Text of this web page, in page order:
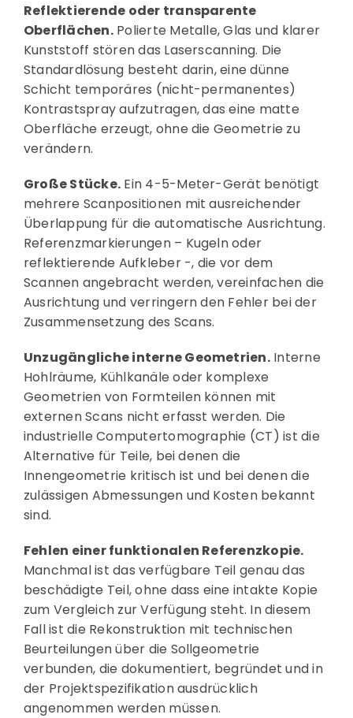
Reflektierende oder transparente
Oberflächen.Polierte Metalle, Glas und klarer
Kunststoff stören das Laserscanning. Die
Standardlösung besteht darin, eine dünne
Schicht temporäres (nicht-permanentes)
Kontrastspray aufzutragen, das eine matte
Oberfläche erzeugt, ohne die Geometrie zu
verändern.
Große Stücke. Ein 4-5-Meter-Gerät benötigt
mehrere Scanpositionen mit ausreichender
Überlappung für die automatische Ausrichtung.
Referenzmarkierungen – Kugeln oder
reflektierende Aufkleber -, die vor dem
Scannen angebracht werden, vereinfachen die
Ausrichtung und verringern den Fehler bei der
Zusammensetzung des Scans.
Unzugängliche interne Geometrien.Interne
Hohlräume, Kühlkanäle oder komplexe
Geometrien von Formteilen können mit
externen Scans nicht erfasst werden. Die
industrielle Computertomographie (CT) ist die
Alternative für Teile, bei denen die
Innengeometrie kritisch ist und bei denen die
zulässigen Abmessungen und Kosten bekannt
sind.
Fehlen einer funktionalen Referenzkopie.
Manchmal ist das verfügbare Teil genau das
beschädigte Teil, ohne dass eine intakte Kopie
zum Vergleich zur Verfügung steht. In diesem
Fall ist die Rekonstruktion mit technischen
Beurteilungen über die Sollgeometrie
verbunden, die dokumentiert, begründet und in
der Projektspezifikation ausdrücklich
angenommen werden müssen.